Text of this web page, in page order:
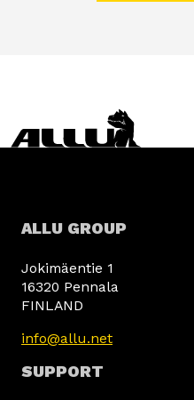
ALLU GROUP
Jokimäentie 1
16320 Pennala
FINLAND
info@allu.net
SUPPORT